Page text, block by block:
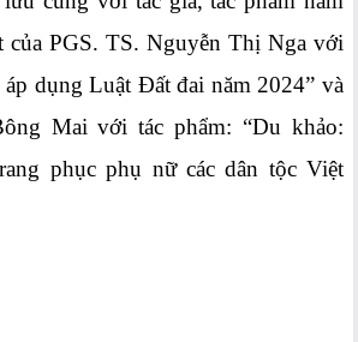
của PGS. TS. Nguyễn Thị Nga với
dụng Luật Đất đai năm 2024” và
Mai với tác phẩm: “Du khảo:
phục phụ nữ các dân tộc Việt